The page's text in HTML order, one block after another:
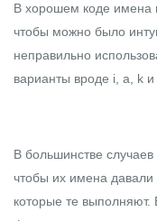
В хорошем коде имена
чтобы можно было
неправильно
варианты вроде i, a, k и
В большинстве
чтобы их имена давали
которые те